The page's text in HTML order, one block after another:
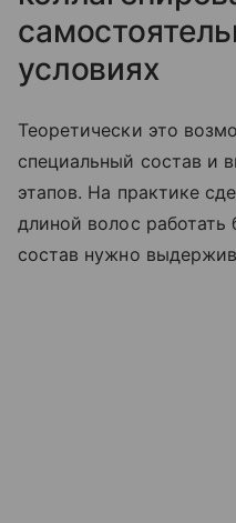
условиях
Теоретически это
специальный состав и
этапов. На практике
длиной волос
состав нужно